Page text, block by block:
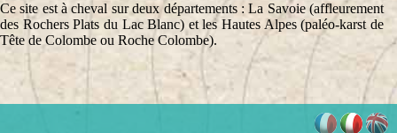
Ce site est à cheval sur deux départements : La Savoie (affleurement
des Rochers Plats du Lac Blanc) et les Hautes Alpes (paléo-karst de
Tête de Colombe ou Roche Colombe).